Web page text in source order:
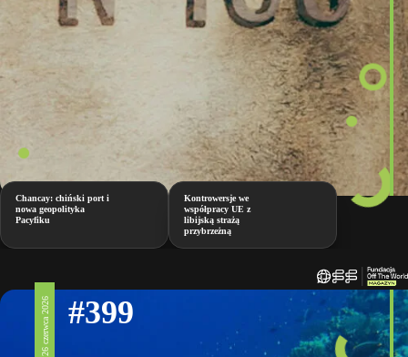
Chancay: chiński port i
nowa geopolityka
Pacyfiku
Kontrowersje we
współpracy UE z
libijską strażą
przybrzeżną
26 czerwca 2026 #399